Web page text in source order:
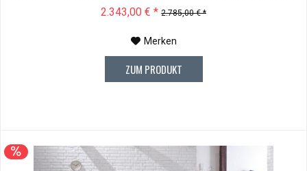
starke und behagliche Aura. Dieses Massivholz Wasserbett...
2.343,00 € * 2.785,00 € *
Merken
ZUM PRODUKT